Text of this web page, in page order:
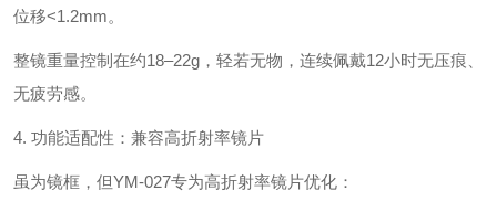
位移<1.2mm。
整镜重量控制在约18–22g‌，轻若无物，连续佩戴12小时无压痕、
无疲劳感。
4. ‌功能适配性：兼容高折射率镜片‌
虽为镜框，但YM-027专为‌高折射率镜片优化‌：